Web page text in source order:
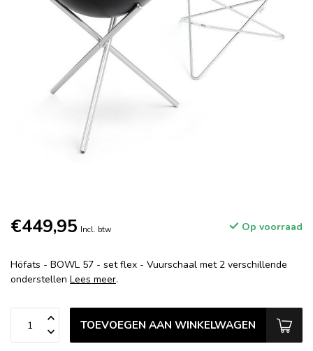
€449,95 Incl. btw Op voorraad
Höfats - BOWL 57 - set flex - Vuurschaal met 2 verschillende
onderstellen Lees meer.
TOEVOEGEN AAN WINKELWAGEN